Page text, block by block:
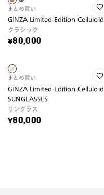
まとめ買い
GINZA Limited Edition Celluloid
クラシック
¥80,000
まとめ買い
GINZA Limited Edition Celluloid
SUNGLASSES
サングラス
¥80,000